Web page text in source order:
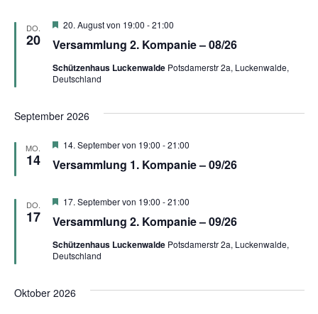
DO.
20 Versammlung 2. Kompanie – 08/26
Hervorgehoben
20. August von 19:00 -21:00
Schützenhaus Luckenwalde Potsdamerstr 2a, Luckenwalde,
Deutschland
September 2026
MO.
14 Versammlung 1. Kompanie – 09/26
Hervorgehoben
14. September von 19:00 -21:00
DO.
17 Versammlung 2. Kompanie – 09/26
Hervorgehoben
17. September von 19:00 -21:00
Schützenhaus Luckenwalde Potsdamerstr 2a, Luckenwalde,
Deutschland
Oktober 2026